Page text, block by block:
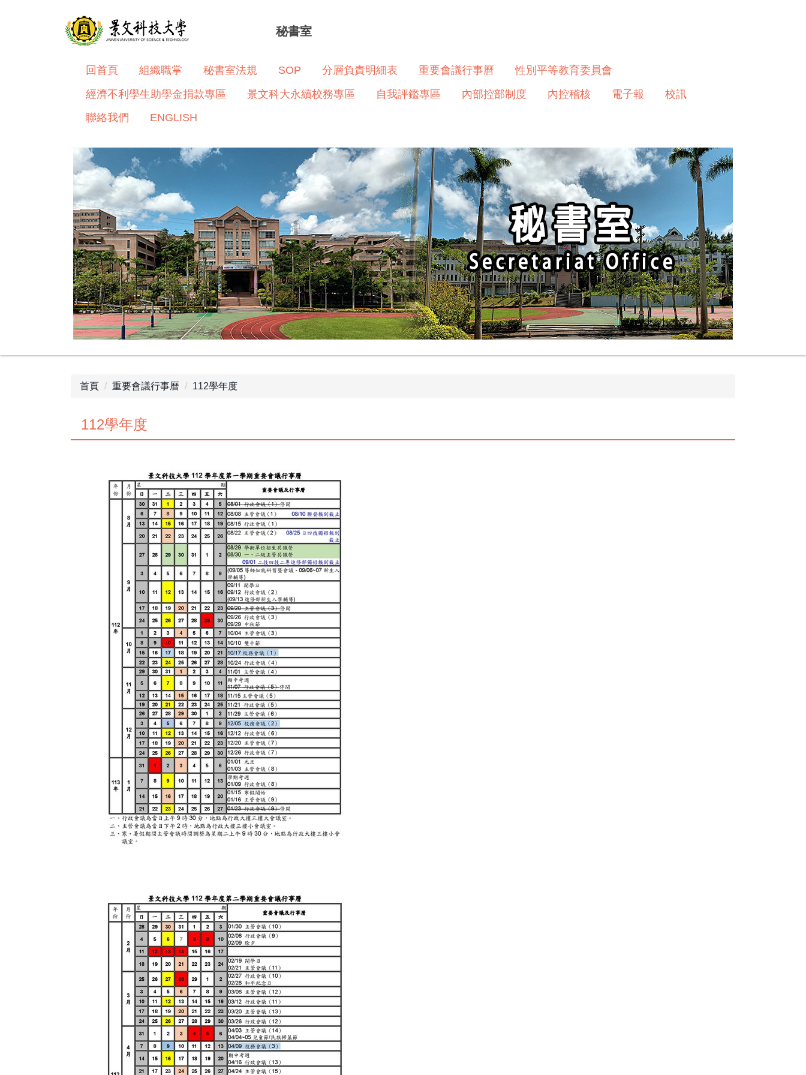
秘書室
回首頁 組織職掌 秘書室法規 SOP 分層負責明細表 重要會議行事曆
性別平等教育委員會
經濟不利學生助學金捐款專區
景文科大永續校務專區 自我評鑑專區 內部控部制度 內控稽核 電子報
校訊
聯絡我們
ENGLISH
首頁 重要會議行事曆 112學年度
112學年度